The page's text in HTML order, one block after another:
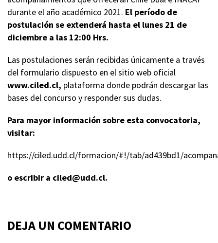
durante el año académico 2021. El período de
postulación se extenderá hasta el lunes 21 de
diciembre a las 12:00 Hrs.
Las postulaciones serán recibidas únicamente a través
del formulario dispuesto en el sitio web oficial
www.ciled.cl, plataforma donde podrán descargar las
bases del concurso y responder sus dudas.
Para mayor información sobre esta convocatoria,
visitar:
https://ciled.udd.cl/formacion/#!/tab/ad439bd1/
o escribir a ciled@udd.cl.
DEJA UN COMENTARIO